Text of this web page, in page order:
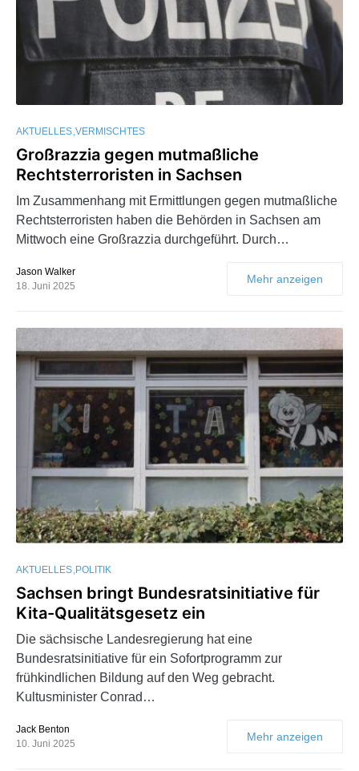
AKTUELLES VERMISCHTES
Großrazzia gegen mutmaßliche
Rechtsterroristen in Sachsen
Im Zusammenhang mit Ermittlungen gegen mutmaßliche
Rechtsterroristen haben die Behörden in Sachsen am
Mittwoch eine Großrazzia durchgeführt. Durch…
Jason Walker
18. Juni 2025
Mehr anzeigen
AKTUELLES POLITIK
Sachsen bringt Bundesratsinitiative für
Kita-Qualitätsgesetz ein
Die sächsische Landesregierung hat eine
Bundesratsinitiative für ein Sofortprogramm zur
frühkindlichen Bildung auf den Weg gebracht.
Kultusminister Conrad…
Jack Benton
10. Juni 2025
Mehr anzeigen